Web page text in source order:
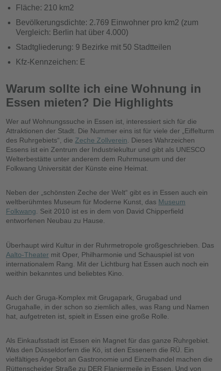
Fläche: 210 km2
Bevölkerungsdichte: 2.769 Einwohner pro km2 (zum
Vergleich: Berlin hat über 4.000)
Stadtgliederung: 9 Bezirke mit 50 Stadtteilen
Kfz-Kennzeichen: E
Warum sollte ich eine Wohnung in
Essen mieten? Die Highlights
Wer auf Wohnungssuche in Essen ist, interessiert sich für die
Attraktionen der Stadt. Die Nummer eins ist für viele der „Eiffelturm
des Ruhrgebiets“, die Zeche Zollverein . Dieses Wahrzeichen
Essens ist ein Zentrum der Industriekultur und gibt als UNESCO
Welterbestätte unter anderem dem Ruhrmuseum und der
Folkwang Universität der Künste eine Heimat.
Neben der „schönsten Zeche der Welt“ gibt es in Essen auch ein
weltberühmtes Museum für Moderne Kunst, das Museum
Folkwang. Seit 2010 ist es in dem von David Chipperfield
entworfenen Neubau zu Hause.
Überhaupt wird Kultur in der Ruhrmetropole großgeschrieben. Das
Aalto-Theater mit Oper, Philharmonie und Schauspiel ist von
internationalem Rang. Mit der Lichtburg hat Essen auch noch ein
weithin bekanntes und beliebtes Kino.
Auch der Gruga-Komplex mit Grugapark, Grugabad und
Grugahalle, in der schon so ziemlich alles, was Rang und Namen
hat, aufgetreten ist, spielt in Essen eine große Rolle.
Als Einkaufsstadt ist Essen ein Magnet für das ganze Ruhrgebiet.
Was den Düsseldorfern die Kö, ist den Essenern die RÜ. Ein
vielfältiges Angebot an Gastronomie und Einzelhandel machen die
Rüttenscheider Straße zu DER Flaniermeile in Essen. Und von